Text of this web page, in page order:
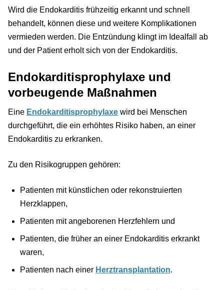
Wird die Endokarditis frühzeitig erkannt und schnell
behandelt, können diese und weitere Komplikationen
vermieden werden. Die Entzündung klingt im Idealfall ab
und der Patient erholt sich von der Endokarditis.
Endokarditisprophylaxe und
vorbeugende Maßnahmen
Eine Endokarditisprophylaxe wird bei Menschen
durchgeführt, die ein erhöhtes Risiko haben, an einer
Endokarditis zu erkranken.
Zu den Risikogruppen gehören:
Patienten mit künstlichen oder rekonstruierten
Herzklappen,
Patienten mit angeborenen Herzfehlern und
Patienten, die früher an einer Endokarditis erkrankt
waren,
Patienten nach einer Herztransplantation.